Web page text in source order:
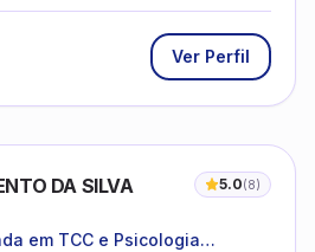
Ver Perfil
DA SILVA 5.0(8)
em TCC e Psicologia